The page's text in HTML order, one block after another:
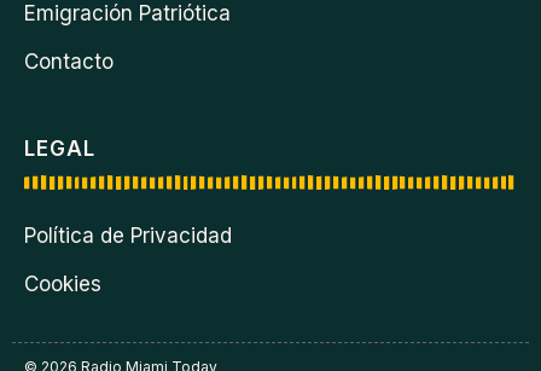
Emigración Patriótica
Contacto
LEGAL
Política de Privacidad
Cookies
© 2026 Radio Miami Today